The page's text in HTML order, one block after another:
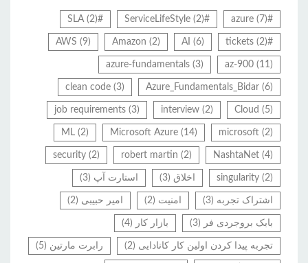
#azure
(7)
#ServiceLifeStyle
(2)
#SLA
(2)
#tickets
(2)
AI (6)
Amazon (2)
AWS (9)
az-900 (11)
azure-fundamentals (3)
Azure_Fundamentals_Bidar (6)
clean code (3)
Cloud (5)
interview (2)
job requirements (3)
microsoft (2)
Microsoft Azure (14)
ML (2)
NashtaNet (4)
robert martin (2)
security (2)
singularity (2) اخلاق (3) استارت آپ (3)
اشتراک تجربه (3) امنیت (2) امیر حبیبی (2)
بابک بروجردی فر (3) بازار کار (4)
تجربه پیدا کردن اولین کار کانادایی (2) رابرت مارتین (5)